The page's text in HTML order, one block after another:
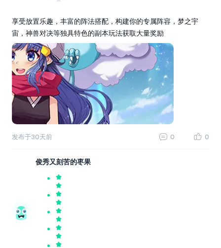
享受放置乐趣，丰富的阵法搭配，构建你的专属阵容，梦之宇
宙，神兽对决等独具特色的副本玩法获取大量奖励
发布于30天前 0 0
俊秀又刻苦的枣果